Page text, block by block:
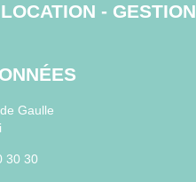
- GESTION
Gaulle
30 30